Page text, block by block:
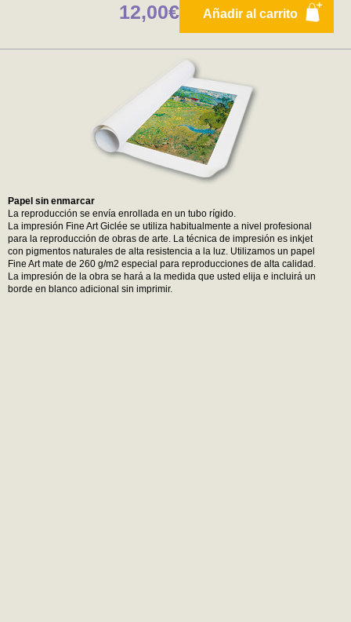
Añadir al carrito
12,00€
Papel sin enmarcar
La reproducción se envía enrollada en un tubo rígido.
La impresión Fine Art Giclée se utiliza habitualmente a nivel profesional
para la reproducción de obras de arte. La técnica de impresión es inkjet
con pigmentos naturales de alta resistencia a la luz. Utilizamos un papel
Fine Art mate de 260 g/m2 especial para reproducciones de alta calidad.
La impresión de la obra se hará a la medida que usted elija e incluirá un
borde en blanco adicional sin imprimir.